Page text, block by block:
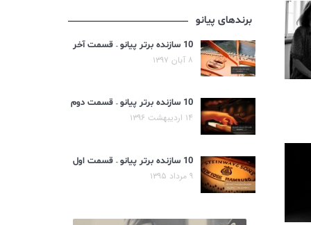
برندهای پیانو
10 سازنده برتر پیانو – قسمت آخر
۸ آبان ۱۳۹۷
10 سازنده برتر پیانو – قسمت دوم
۱۴ اردیبهشت ۱۳۹۶
10 سازنده برتر پیانو – قسمت اول
۹ مرداد ۱۳۹۵